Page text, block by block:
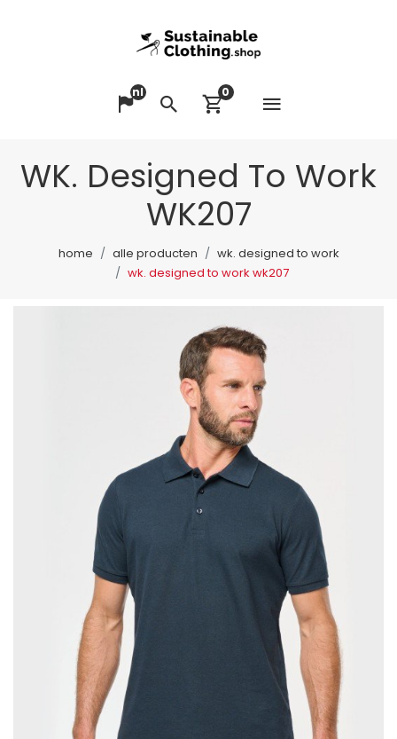
Taal veranderen
nl
ZoekenWinkelwagen
0
WK. Designed To Work
WK207
home alle producten
wk. designed to work
wk. designed to work wk207